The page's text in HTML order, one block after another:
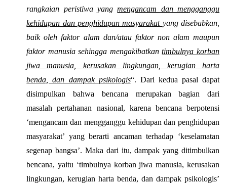
rangkaian peristiwa yangmengancam dan mengganggu
kehidupan dan penghidupan masyarakat yang disebabkan,
baik oleh faktor alam dan/atau faktor non alam maupun
faktor manusia sehingga mengakibatkantimbulnya korban
jiwa manusia, kerusakan lingkungan, kerugian harta
benda, dan dampak psikologis“. Dari kedua pasal dapat
disimpulkan bahwa bencana merupakan bagian dari
masalah pertahanan nasional, karena bencana berpotensi
‘mengancam dan mengganggu kehidupan dan penghidupan
masyarakat’ yang berarti ancaman terhadap ‘keselamatan
segenap bangsa’. Maka dari itu, dampak yang ditimbulkan
bencana, yaitu ‘timbulnya korban jiwa manusia, kerusakan
lingkungan, kerugian harta benda, dan dampak psikologis’